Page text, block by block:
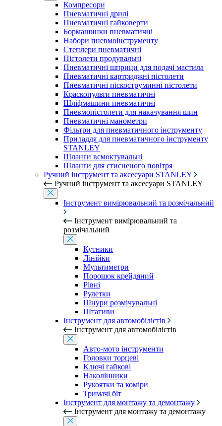
Компресори
Пневматичні дрилі
Пневматичні гайковерти
Бормашинки пневматичні
Набори пневмоінструменту
Степлери пневматичні
Пістолети продувальні
Пневматичні шприци для подачі мастила
Пневматичні картриджні пістолети
Пневматичні піскоструминні пістолети
Краскопульти пневматичні
Шліфмашини пневматичні
Пневмопістолети для накачування шин
Пневматичні манометри
Фільтри для пневматичного інструменту
Приладдя для пневматичного інструменту
STANLEY
Шланги всмоктувальні
Шланги для стисненого повітря
Ручний інструмент та аксесуари STANLEY
Ручний інструмент та аксесуари STANLEY
Інструмент вимірювальний та розмічальний
Інструмент вимірювальний та
розмічальний
Кутники
Лінійки
Мультиметри
Порошок крейдяний
Рівні
Рулетки
Шнури розмічувальні
Штативи
Інструмент для автомобілістів
Інструмент для автомобілістів
Авто-мото інструменти
Головки торцеві
Ключі гайкові
Наколінники
Рукоятки та коміри
Тримачі біт
Інструмент для монтажу та демонтажу
Інструмент для монтажу та демонтажу